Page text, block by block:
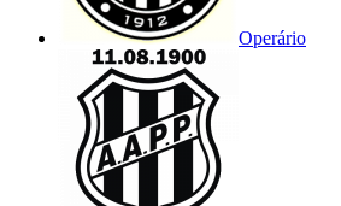
Operário